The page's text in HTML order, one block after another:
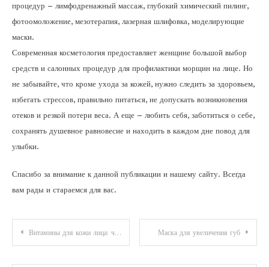
процедур – лимфодренажный массаж, глубокий химический пилинг,
фотоомоложение, мезотерапия, лазерная шлифовка, моделирующие
маски.
Современная косметология предоставляет женщине большой выбор
средств и салонных процедур для профилактики морщин на лице. Но
не забывайте, что кроме ухода за кожей, нужно следить за здоровьем,
избегать стрессов, правильно питаться, не допускать возникновения
отеков и резкой потери веса. А еще – любить себя, заботиться о себе,
сохранять душевное равновесие и находить в каждом дне повод для
улыбки.
Спасибо за внимание к данной публикации и нашему сайту. Всегда
вам рады и стараемся для вас.
Навигация
по
Витамины для кожи лица: что, когда и как применять Маска для увеличения губ